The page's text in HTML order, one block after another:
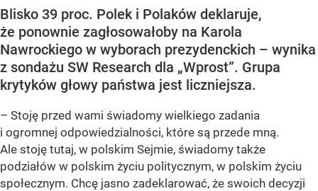
Blisko 39 proc. Polek i Polaków deklaruje,
że ponownie zagłosowałoby na Karola
Nawrockiego w wyborach prezydenckich – wynika
z sondażu SW Research dla „Wprost”. Grupa
krytyków głowy państwa jest liczniejsza.
– Stoję przed wami świadomy wielkiego zadania
i ogromnej odpowiedzialności, które są przede mną.
Ale stoję tutaj, w polskim Sejmie, świadomy także
podziałów w polskim życiu politycznym, w polskim życiu
społecznym. Chcę jasno zadeklarować, że swoich decyzji